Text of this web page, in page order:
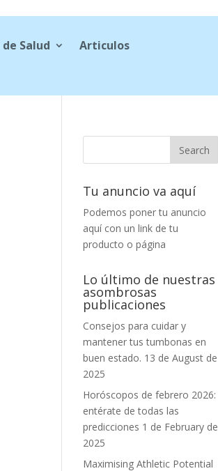
Salud
Articulos
Tu anuncio va aquí
Podemos poner tu anuncio
aquí con un link de tu
producto o página
Lo último de nuestras
asombrosas
publicaciones
Consejos para cuidar y
mantener tus tumbonas en
buen estado. 13 de August de
2025
Horóscopos de febrero 2026:
entérate de todas las
predicciones 1 de February de
2025
Maximising Athletic Potential